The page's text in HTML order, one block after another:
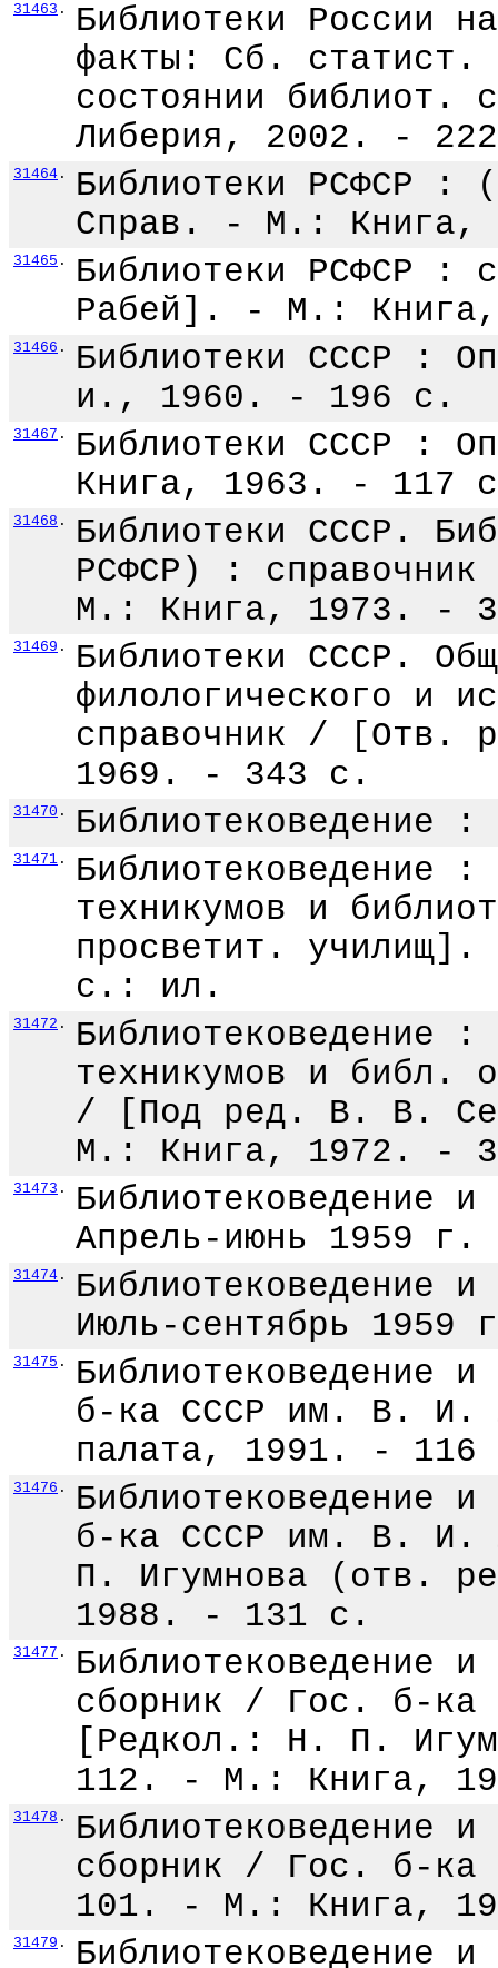
31463 .
Библиотеки России
факты: Сб. статист.
состоянии
Либерия, 2002. -
31464 .
Библиотеки РСФСР :
Справ. - М.: Книга,
31465 .
Библиотеки РСФСР
Рабей]. - М.:
31466 .
Библиотеки СССР :
и., 1960. - 196 с.
31467 .
Библиотеки СССР :
Книга, 1963. - 117
31468 .
Библиотеки СССР.
РСФСР) :
М.: Книга, 1973. -
31469 .
Библиотеки СССР.
филологического и
справочник /
1969. - 343 с.
31470 .
31471 .
Библиотековедение
техникумов и
просветит.
с.: ил.
31472 .
Библиотековедение
техникумов и библ.
/ [Под ред. В. В.
М.: Книга, 1972. -
31473 .
Библиотековедение
Апрель-июнь
31474 .
Библиотековедение
Июль-сентябрь
31475 .
Библиотековедение
б-ка СССР им. В.
палата, 1991. - 116
31476 .
Библиотековедение
б-ка СССР им. В. И.
П. Игумнова (отв.
1988. - 131 с.
31477 .
Библиотековедение
сборник / Гос. б-
[Редкол.: Н. П.
112. - М.: Книга,
31478 .
Библиотековедение
сборник / Гос. б-
101. - М.: Книга,
31479 . Библиотековедение